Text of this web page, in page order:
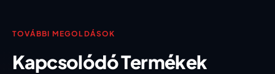
TOVÁBBI MEGOLDÁSOK
Kapcsolódó Termékek